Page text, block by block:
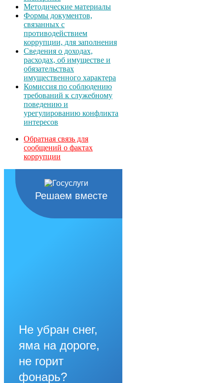
Методические материалы
Формы документов,
связанных с
противодействием
коррупции, для заполнения
Сведения о доходах,
расходах, об имуществе и
обязательствах
имущественного характера
Комиссия по соблюдению
требований к служебному
поведению и
урегулированию конфликта
интересов
Обратная связь для
сообщений о фактах
коррупции
Решаем вместе
Не убран снег,
яма на дороге,
не горит
фонарь?